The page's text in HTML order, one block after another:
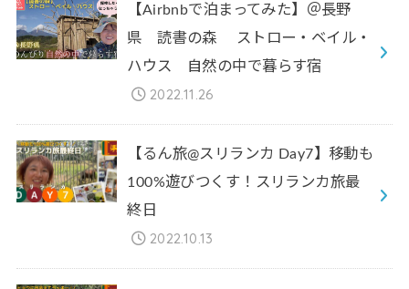
【Airbnbで泊まってみた】＠長野
県 読書の森 ストロー・ベイル・
ハウス 自然の中で暮らす宿
2022.11.26
【るん旅@スリランカ Day7】移動も
100%遊びつくす！スリランカ旅最
終日
2022.10.13